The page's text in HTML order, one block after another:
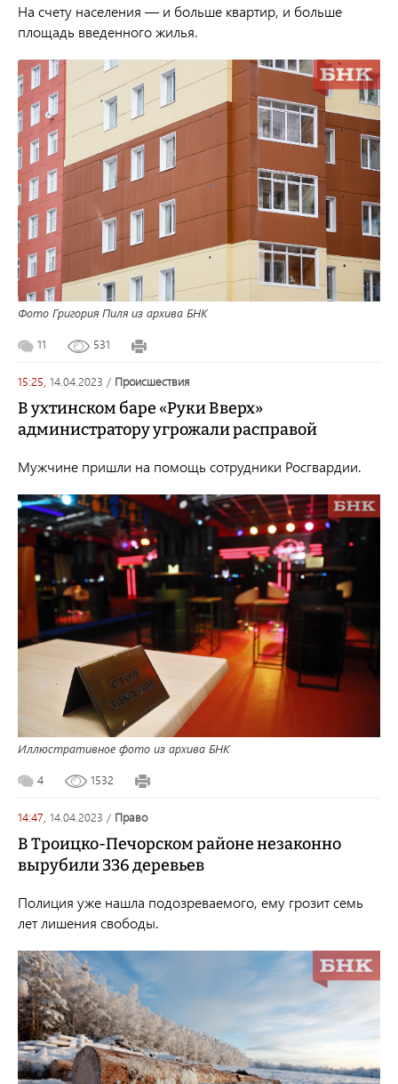
На счету населения — и больше квартир, и больше
площадь введенного жилья.
Фото Григория Пиля из архива БНК
11 531
15:25, 14.04.2023 / происшествия
В ухтинском баре «Руки Вверх»
администратору угрожали расправой
Мужчине пришли на помощь сотрудники Росгвардии.
Иллюстративное фото из архива БНК
4 1532
14:47, 14.04.2023 / право
В Троицко-Печорском районе незаконно
вырубили 336 деревьев
Полиция уже нашла подозреваемого, ему грозит семь
лет лишения свободы.